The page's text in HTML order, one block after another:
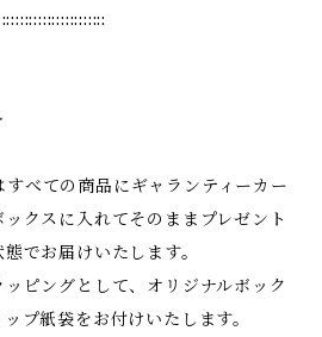
べての商品にギャランティーカー
クスに入れてそのままプレゼント
でお届けいたします。
ピングとして、オリジナルボック
プ紙袋をお付けいたします。